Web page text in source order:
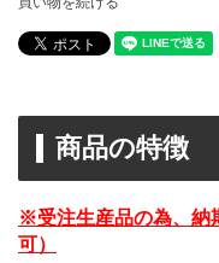
商品の特徴
※受注生産品の為、納
可）